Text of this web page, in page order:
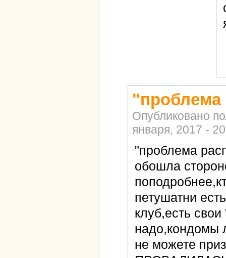
"проблема
Опубликовано
января, 2017 -
"проблема
обошла
петушатни
клуб,есть
надо,кондомы
не можете